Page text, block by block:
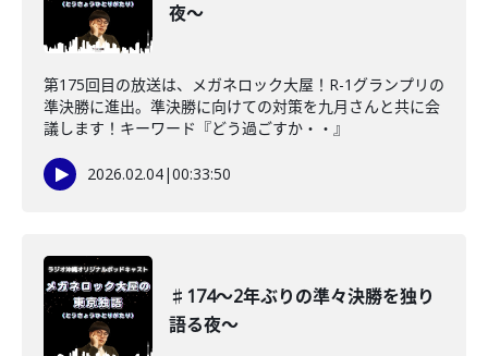
夜〜
第175回目の放送は、メガネロック大屋！R-1グランプリの
準決勝に進出。準決勝に向けての対策を九月さんと共に会
議します！キーワード『どう過ごすか・・』
2026.02.04|00:33:50
♯174〜2年ぶりの準々決勝を独り
語る夜〜